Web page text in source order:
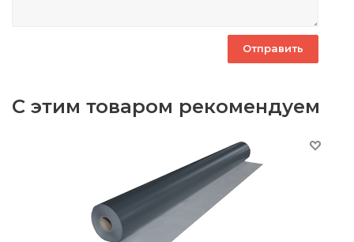
С этим товаром рекомендуем